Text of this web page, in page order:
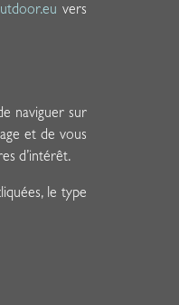
vers
naviguer sur
et de vous
d’intérêt.
le type